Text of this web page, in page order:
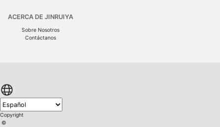
ACERCA DE JINRUIYA
Sobre Nosotros
Contáctanos
Copyright
©